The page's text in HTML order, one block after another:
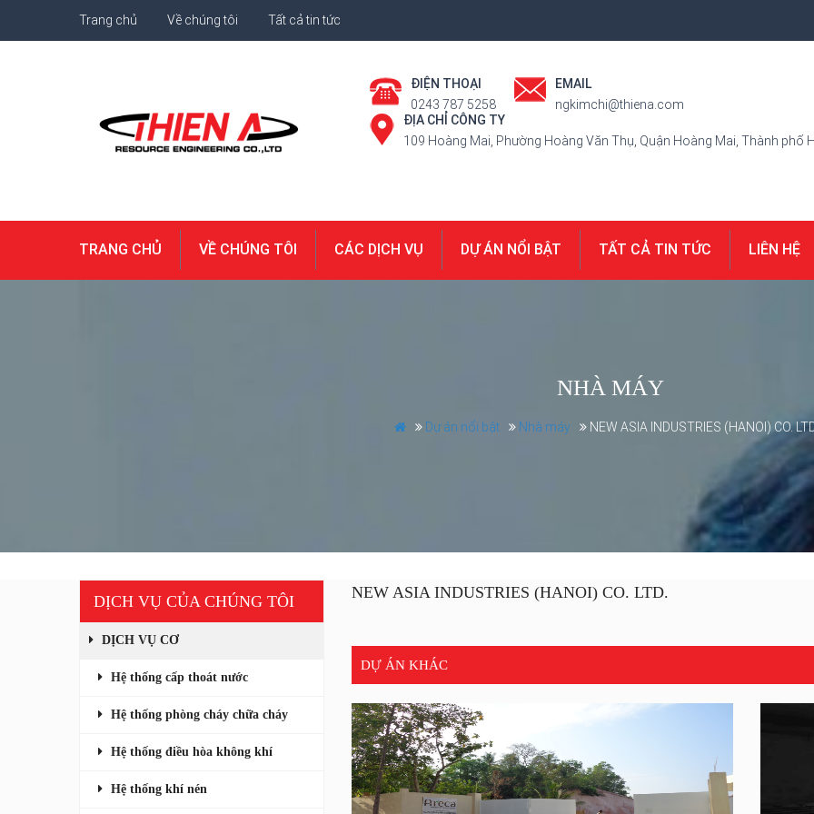
Trang chủ Về chúng tôi Tất cả tin tức
ĐIỆN THOẠI
0243 787 5258
EMAIL
ngkimchi@thiena.com
ĐỊA CHỈ CÔNG TY
109 Hoàng Mai, Phường Hoàng Văn Thụ, Quận Hoàng Mai, Thành phố
TRANG CHỦ VỀ CHÚNG TÔI CÁC DỊCH VỤ DỰ ÁN NỔI BẬT TẤT CẢ TIN TỨC LIÊN HỆ
NHÀ MÁY
Dự án nổi bật Nhà máy NEW ASIA INDUSTRIES (HANOI) CO.
DỊCH VỤ CỦA CHÚNG TÔI
DỊCH VỤ CƠ
Hệ thống cấp thoát nước
Hệ thống phòng cháy chữa cháy
Hệ thống điều hòa không khí
Hệ thống khí nén
NEW ASIA INDUSTRIES (HANOI) CO. LTD.
DỰ ÁN KHÁC